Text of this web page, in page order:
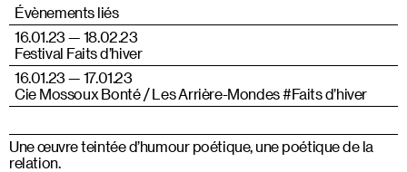
Évènements liés
16.01.23 — 18.02.23
Festival Faits d’hiver
16.01.23 — 17.01.23
Cie Mossoux Bonté / Les Arrière-Mondes #Faits d’hiver
Une œuvre teintée d’humour poétique, une poétique de la
relation.